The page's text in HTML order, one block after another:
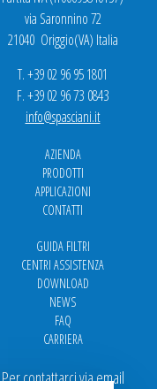
via Saronnino 72
21040 Origgio(VA) Italia
T. +39 02 96 95 1801
F. +39 02 96 73 0843
info@spasciani.it
AZIENDA
PRODOTTI
APPLICAZIONI
CONTATTI
GUIDA FILTRI
CENTRI ASSISTENZA
DOWNLOAD
NEWS
FAQ
CARRIERA
Per contattarci via email